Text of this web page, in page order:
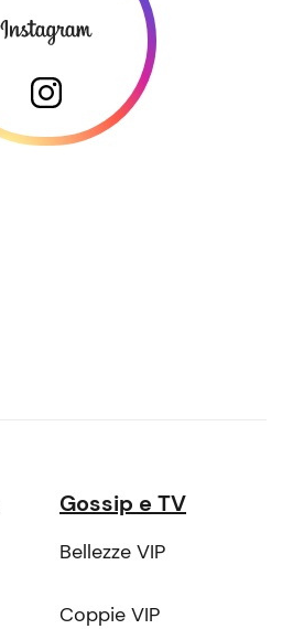
Gossip e TV
Bellezze VIP
Coppie VIP